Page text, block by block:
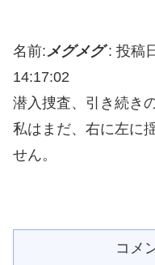
名前:メグメグ: 投稿
14:17:02
潜入捜査、引き続き
私はまだ、右に左に
せん。
コメ